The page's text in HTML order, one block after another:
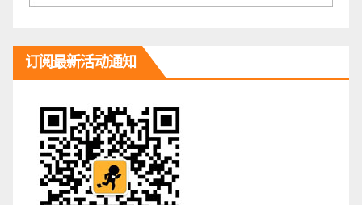
订阅最新活动通知